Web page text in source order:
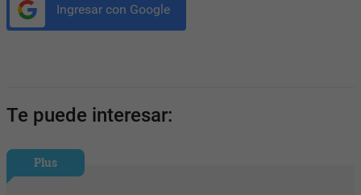
Ingresar con Google
Te puede interesar:
Plus